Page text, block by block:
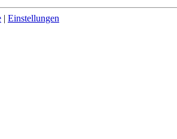
| Einstellungen